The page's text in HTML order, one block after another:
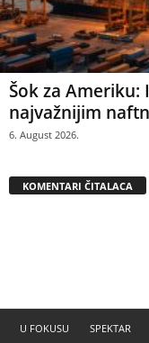
Šok za
najvažnijim
6. August 2026.
KOMENTARI ČITALACA
U FOKUSU SPEKTAR